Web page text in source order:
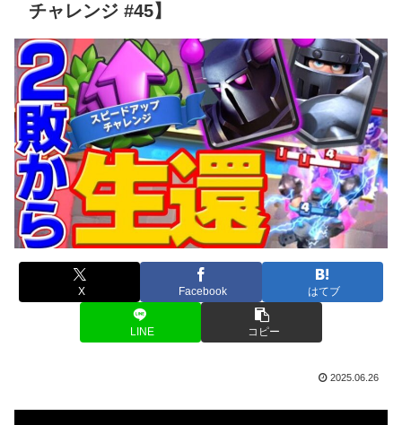
チャレンジ #45】
X Facebook はてブ
LINE コピー
2025.06.26